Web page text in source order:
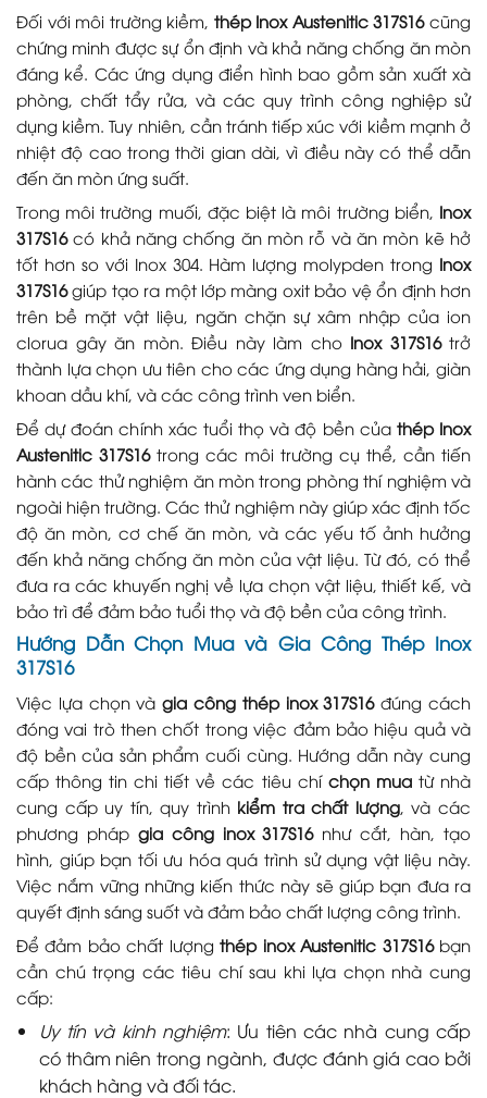
Đối với môi trường kiềm, thép Inox Austenitic 317S16cũng
chứng minh được sự ổn định và khả năng chống ăn mòn
đáng kể. Các ứng dụng điển hình bao gồm sản xuất xà
phòng, chất tẩy rửa, và các quy trình công nghiệp sử
dụng kiềm. Tuy nhiên, cần tránh tiếp xúc với kiềm mạnh ở
nhiệt độ cao trong thời gian dài, vì điều này có thể dẫn
đến ăn mòn ứng suất.
Trong môi trường muối, đặc biệt là môi trường biển, Inox
317S16có khả năng chống ăn mòn rỗ và ăn mòn kẽ hở
tốt hơn so với Inox 304. Hàm lượng molypden trong Inox
317S16giúp tạo ra một lớp màng oxit bảo vệ ổn định hơn
trên bề mặt vật liệu, ngăn chặn sự xâm nhập của ion
clorua gây ăn mòn. Điều này làm cho Inox 317S16trở
thành lựa chọn ưu tiên cho các ứng dụng hàng hải, giàn
khoan dầu khí, và các công trình ven biển.
Để dự đoán chính xác tuổi thọ và độ bền của thép Inox
Austenitic 317S16trong các môi trường cụ thể, cần tiến
hành các thử nghiệm ăn mòn trong phòng thí nghiệm và
ngoài hiện trường. Các thử nghiệm này giúp xác định tốc
độ ăn mòn, cơ chế ăn mòn, và các yếu tố ảnh hưởng
đến khả năng chống ăn mòn của vật liệu. Từ đó, có thể
đưa ra các khuyến nghị về lựa chọn vật liệu, thiết kế, và
bảo trì để đảm bảo tuổi thọ và độ bền của công trình.
Hướng Dẫn Chọn Mua và Gia Công Thép Inox
317S16
Việc lựa chọn vàgia công thép inox 317S16đúng cách
đóng vai trò then chốt trong việc đảm bảo hiệu quả và
độ bền của sản phẩm cuối cùng. Hướng dẫn này cung
cấp thông tin chi tiết về các tiêu chí chọn muatừ nhà
cung cấp uy tín, quy trình kiểm tra chất lượng, và các
phương pháp gia công inox 317S16như cắt, hàn, tạo
hình, giúp bạn tối ưu hóa quá trình sử dụng vật liệu này.
Việc nắm vững những kiến thức này sẽ giúp bạn đưa ra
quyết định sáng suốt và đảm bảo chất lượng công trình.
Để đảm bảo chất lượngthép inox Austenitic 317S16bạn
cần chú trọng các tiêu chí sau khi lựa chọn nhà cung
cấp:
Uy tín và kinh nghiệm: Ưu tiên các nhà cung cấp
có thâm niên trong ngành, được đánh giá cao bởi
khách hàng và đối tác.